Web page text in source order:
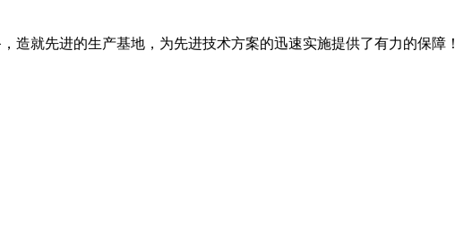
造就先进的生产基地，为先进技术方案的迅速实施提供了有力的保障！